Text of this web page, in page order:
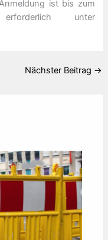
ist bis zum
unter
Nächster Beitrag →